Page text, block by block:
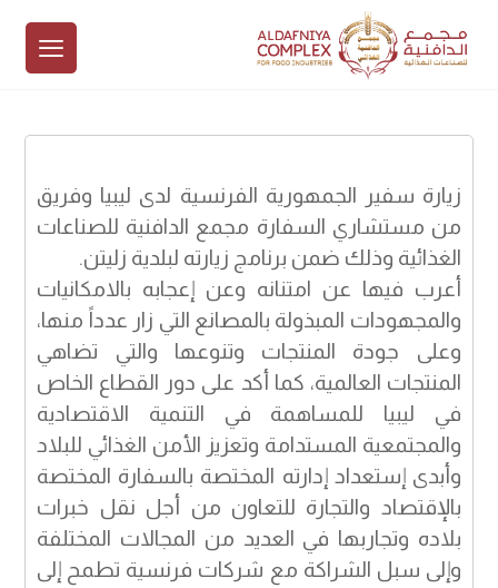
زيارة سفير الجمهورية الفرنسية لدى ليبيا وفريق
من مستشاري السفارة مجمع الدافنية للصناعات
الغذائية وذلك ضمن برنامج زيارته لبلدية زليتن.
أعرب فيها عن امتنانه وعن إعجابه بالامكانيات
والمجهودات المبذولة بالمصانع التي زار عدداً منها،
وعلى جودة المنتجات وتنوعها والتي تضاهي
المنتجات العالمية، كما أكد على دور القطاع الخاص
في ليبيا للمساهمة في التنمية الاقتصادية
والمجتمعية المستدامة وتعزيز الأمن الغذائي للبلاد
وأبدى إستعداد إدارته المختصة بالسفارة المختصة
بالإقتصاد والتجارة للتعاون من أجل نقل خبرات
بلاده وتجاربها في العديد من المجالات المختلفة
وإلى سبل الشراكة مع شركات فرنسية تطمح إلى